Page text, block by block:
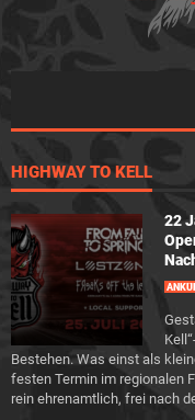
HIGHWAY TO KELL
22
Bestehen. Was einst als
festen Termin im regionalen
rein ehrenamtlich, frei nach